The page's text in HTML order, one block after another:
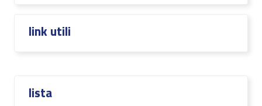
link utili
lista